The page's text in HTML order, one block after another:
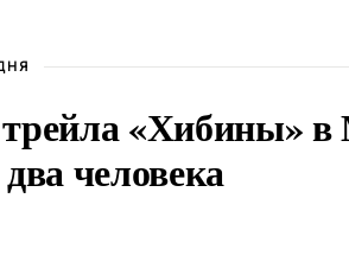
«Хибины»
человека